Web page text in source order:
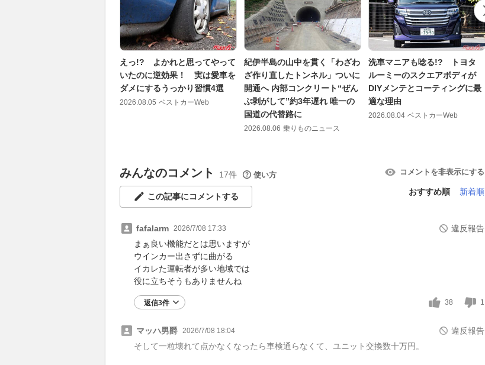
えっ!? よかれと思ってやって
いたのに逆効果！ 実は愛車を
ダメにするうっかり習慣4選
2026.08.05 ベストカーWeb
紀伊半島の山中を貫く「わざわ
ざ作り直したトンネル」ついに
開通へ 内部コンクリート“ぜん
ぶ剥がして”約3年遅れ 唯一の
国道の代替路に
2026.08.06 乗りものニュース
洗車マニアも唸る!? トヨタ
ルーミーのスクエアボディが
DIYメンテとコーティングに最
適な理由
2026.08.04 ベストカーWeb
みんなのコメント 17件 使い方 コメントを非表示にする
この記事にコメントする
おすすめ順 新着順
fafalarm 2026/7/08 17:33
違反報告
まぁ良い機能だとは思いますが
ウインカー出さずに曲がる
イカレた運転者が多い地域では
役に立ちそうもありませんね
返信3件 38 1
マッハ男爵 2026/7/08 18:04
違反報告
そして一粒壊れて点かなくなったら車検通らなくて、ユニット交換数十万円。